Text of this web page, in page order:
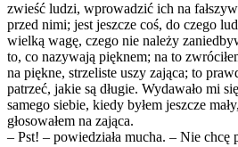
zwieść ludzi, wprowadzić ich na
przed nimi; jest jeszcze coś, do czego
wielką wagę, czego nie należy
to, co nazywają pięknem; na to
na piękne, strzeliste uszy zająca; to
patrzeć, jakie są długie. Wydawało mi
samego siebie, kiedy byłem jeszcze
głosowałem na zająca.
– Pst! – powiedziała mucha. – Nie chcę